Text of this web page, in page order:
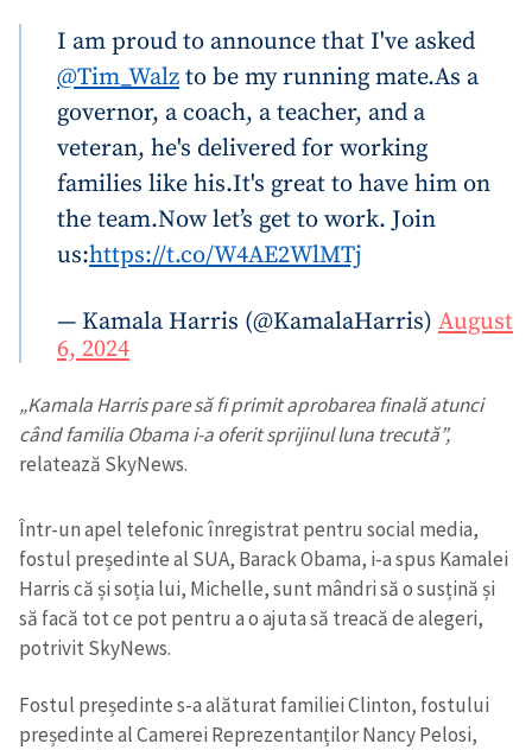
I am proud to announce that I've asked
@Tim_Walzto be my running mate.As a
governor, a coach, a teacher, and a
veteran, he's delivered for working
families like his.It's great to have him on
the team.Now let’s get to work. Join
us:https://t.co/W4AE2WlMTj
— Kamala Harris (@KamalaHarris) August
6, 2024
„Kamala Harris pare să fi primit aprobarea finală atunci
când familia Obama i-a oferit sprijinul luna trecută”,
relatează SkyNews.
Într-un apel telefonic înregistrat pentru social media,
fostul președinte al SUA, Barack Obama, i-a spus Kamalei
Harris că și soția lui, Michelle, sunt mândri să o susțină și
să facă tot ce pot pentru a o ajuta să treacă de alegeri,
potrivit SkyNews.
Fostul președinte s-a alăturat familiei Clinton, fostului
președinte al Camerei Reprezentanților Nancy Pelosi,